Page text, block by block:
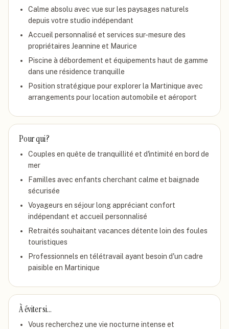
Calme absolu avec vue sur les paysages naturels
depuis votre studio indépendant
Accueil personnalisé et services sur-mesure des
propriétaires Jeannine et Maurice
Piscine à débordement et équipements haut de gamme
dans une résidence tranquille
Position stratégique pour explorer la Martinique avec
arrangements pour location automobile et aéroport
Pour qui ?
Couples en quête de tranquillité et d'intimité en bord de
mer
Familles avec enfants cherchant calme et baignade
sécurisée
Voyageurs en séjour long appréciant confort
indépendant et accueil personnalisé
Retraités souhaitant vacances détente loin des foules
touristiques
Professionnels en télétravail ayant besoin d'un cadre
paisible en Martinique
À éviter si…
Vous recherchez une vie nocturne intense et